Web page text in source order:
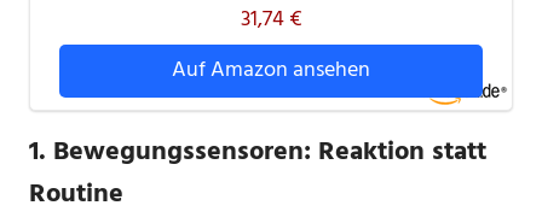
31,74 €
Auf Amazon ansehen
1. Bewegungssensoren: Reaktion statt
Routine